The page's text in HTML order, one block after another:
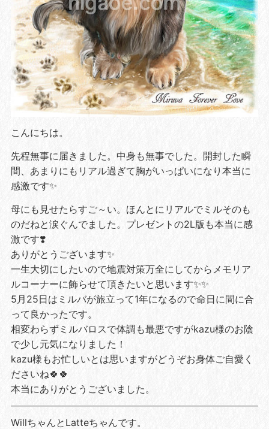
こんにちは。
先程無事に届きました。中身も無事でした。開封した瞬
間、あまりにもリアル過ぎて胸がいっぱいになり本当に
感激です✨
母にも見せたらすご～い。ほんとにリアルでミルそのも
のだねと涙ぐんでました。プレゼントの2L版も本当に感
激です❣️
ありがとうございます✨
一生大切にしたいので地震対策万全にしてからメモリア
ルコーナーに飾らせて頂きたいと思います✨✨
5月25日はミルバが旅立って1年になるので命日に間に合
って良かったです。
相変わらずミルバロスで体調も最悪ですがkazu様のお陰
で少し元気になりました！
kazu様もお忙しいとは思いますがどうぞお身体ご自愛く
ださいね🍀🍀
本当にありがとうございました。
WillちゃんとLatteちゃんです。